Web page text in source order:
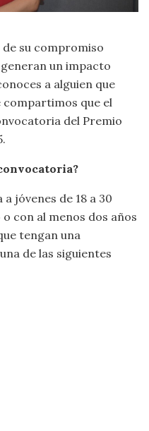
de su compromiso
un impacto
a alguien que
que el
del Premio
jóvenes de 18 a 30
con al menos dos años
tengan una
de las siguientes